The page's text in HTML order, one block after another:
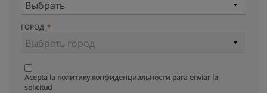
ГОРОД
Acepta la политику конфиденциальности para enviar la
solicitud